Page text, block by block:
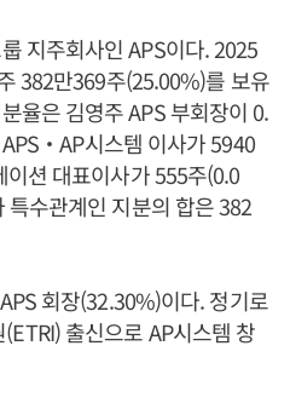
지주회사인 APS이다. 2025
382만369주(25.00%)를 보유
율은 김영주 APS 부회장이 0.
시스템 이사가 5940
션 대표이사가 555주(0.0
수관계인 지분의 합은 382
회장(32.30%)이다. 정기로
출신으로 AP시스템 창